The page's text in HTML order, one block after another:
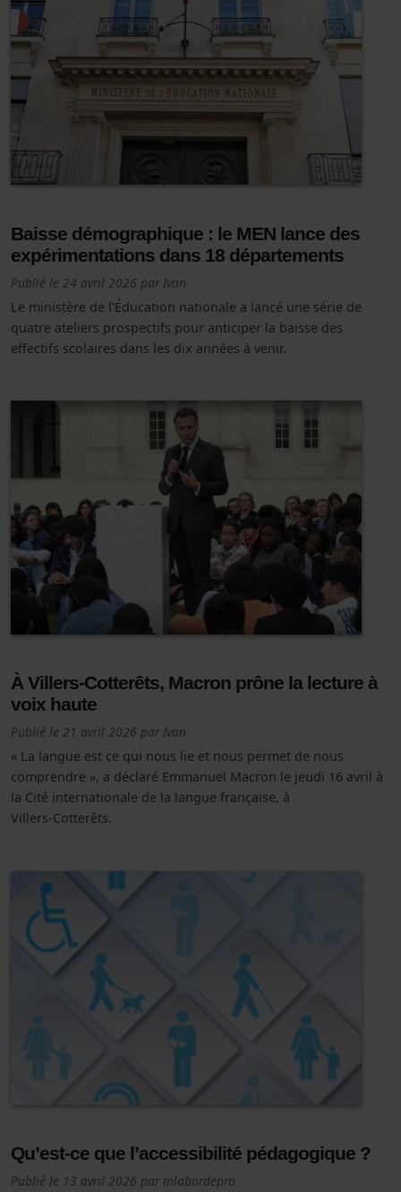
Baisse démographique : le MEN lance des
expérimentations dans 18 départements
Publié le 24 avril 2026 par Ivan
Le ministère de l'Éducation nationale a lancé une série de
quatre ateliers prospectifs pour anticiper la baisse des
effectifs scolaires dans les dix années à venir.
À Villers-Cotterêts, Macron prône la lecture à
voix haute
Publié le 21 avril 2026 parIvan
« La langue est ce qui nous lie et nous permet de nous
comprendre », a déclaré Emmanuel Macron le jeudi 16 avril à
la Cité internationale de la langue française, à
Villers‑Cotterêts.
Qu’est-ce que l’accessibilité pédagogique ?
Publié le 13 avril 2026 par mlabordepro